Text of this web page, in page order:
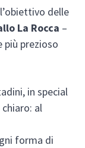
delle
La Rocca –
più prezioso
in special
al
forma di